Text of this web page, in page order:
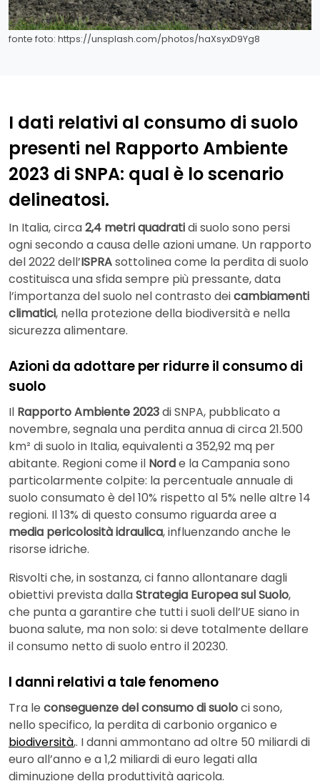
fonte foto: https://unsplash.com/photos/haXsyxD9Yg8
I dati relativi al consumo di suolo
presenti nel Rapporto Ambiente
2023 di SNPA: qual è lo scenario
delineatosi.
In Italia, circa2,4 metri quadratidi suolo sono persi
ogni secondo a causa delle azioni umane. Un rapporto
del 2022 dell’ISPRAsottolinea come la perdita di suolo
costituisca una sfida sempre più pressante, data
l’importanza del suolo nel contrasto deicambiamenti
climatici, nella protezione della biodiversità e nella
sicurezza alimentare.
Azioni da adottare per ridurre il consumo di
suolo
Il Rapporto Ambiente 2023di SNPA, pubblicato a
novembre, segnala una perdita annua di circa 21.500
km² di suolo in Italia, equivalenti a 352,92 mq per
abitante. Regioni come il Norde laCampania sono
particolarmente colpite: la percentuale annuale di
suolo consumato è del 10% rispetto al 5% nelle altre 14
regioni. Il 13% di questo consumo riguarda aree a
media pericolosità idraulica, influenzando anche le
risorse idriche.
Risvolti che, in sostanza, ci fanno allontanare dagli
obiettivi prevista dallaStrategia Europea sul Suolo,
che punta a garantire che tutti i suoli dell’UE siano in
buona salute, ma non solo: si deve totalmente dellare
il consumo netto di suolo entro il 20230.
I danni relativi a tale fenomeno
Tra le conseguenze del consumo di suoloci sono,
nello specifico, la perdita di carbonio organico e
biodiversità,. I danni ammontano ad oltre 50 miliardi di
euro all’anno e a 1,2 miliardi di euro legati alla
diminuzione della produttività agricola.